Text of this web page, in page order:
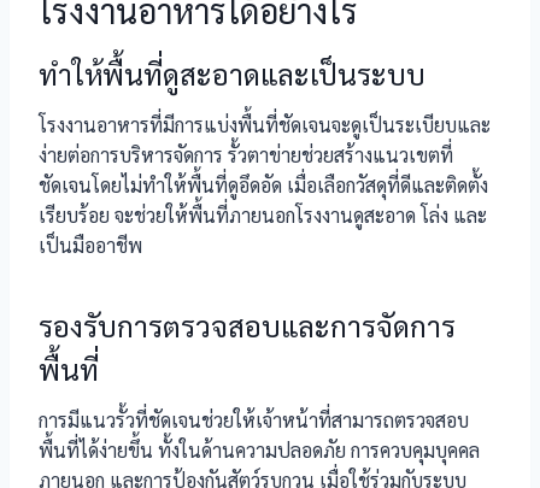
โรงงานอาหารได้อย่างไร
ทำให้พื้นที่ดูสะอาดและเป็นระบบ
โรงงานอาหารที่มีการแบ่งพื้นที่ชัดเจนจะดูเป็นระเบียบและ
ง่ายต่อการบริหารจัดการ รั้วตาข่ายช่วยสร้างแนวเขตที่
ชัดเจนโดยไม่ทำให้พื้นที่ดูอึดอัด เมื่อเลือกวัสดุที่ดีและติดตั้ง
เรียบร้อย จะช่วยให้พื้นที่ภายนอกโรงงานดูสะอาด โล่ง และ
เป็นมืออาชีพ
รองรับการตรวจสอบและการจัดการ
พื้นที่
การมีแนวรั้วที่ชัดเจนช่วยให้เจ้าหน้าที่สามารถตรวจสอบ
พื้นที่ได้ง่ายขึ้น ทั้งในด้านความปลอดภัย การควบคุมบุคคล
ภายนอก และการป้องกันสัตว์รบกวน เมื่อใช้ร่วมกับระบบ